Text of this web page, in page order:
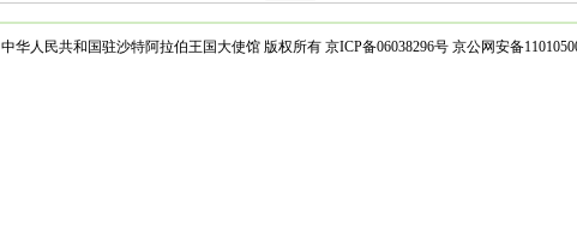
中华人民共和国驻沙特阿拉伯王国大使馆 版权所有 京ICP备06038296号 京公网安备